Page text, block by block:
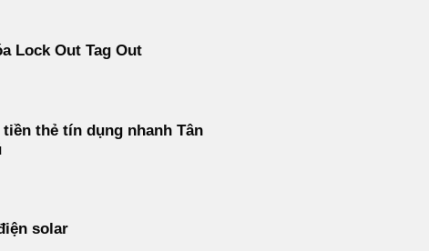
Lock Out Tag Out
tiền thẻ tín dụng nhanh Tân
solar